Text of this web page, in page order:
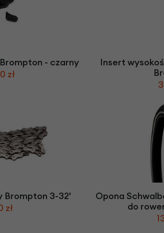
- czarny
zł
Insert
Brompton 3-32'
zł
Opona
do